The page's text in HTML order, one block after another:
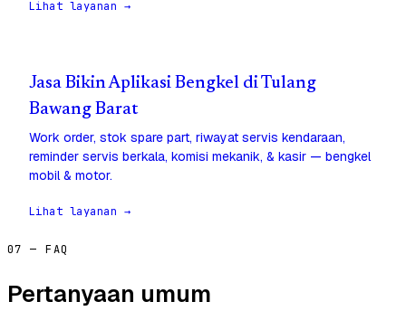
Lihat layanan →
Jasa Bikin Aplikasi Bengkel di Tulang
Bawang Barat
Work order, stok spare part, riwayat servis kendaraan,
reminder servis berkala, komisi mekanik, & kasir — bengkel
mobil & motor.
Lihat layanan →
07 — FAQ
Pertanyaan umum